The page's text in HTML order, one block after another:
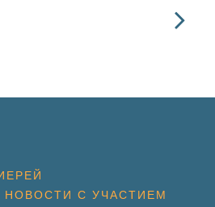
НОВОСТИ С УЧАСТИЕМ